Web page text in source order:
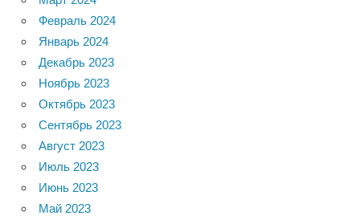
Февраль 2024
Январь 2024
Декабрь 2023
Ноябрь 2023
Октябрь 2023
Сентябрь 2023
Август 2023
Июль 2023
Июнь 2023
Май 2023